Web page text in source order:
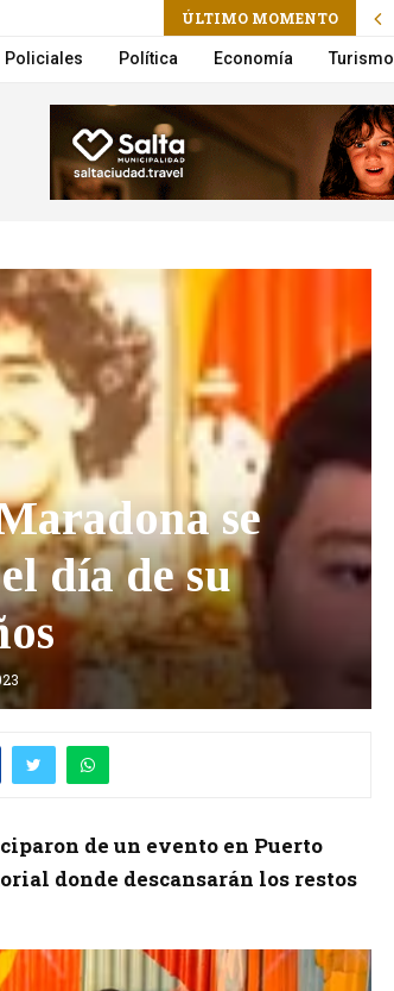
ÚLTIMO MOMENTO
de 2026
Policiales Política Economía Turismo
se
día de su
de un evento en Puerto
donde descansarán los restos